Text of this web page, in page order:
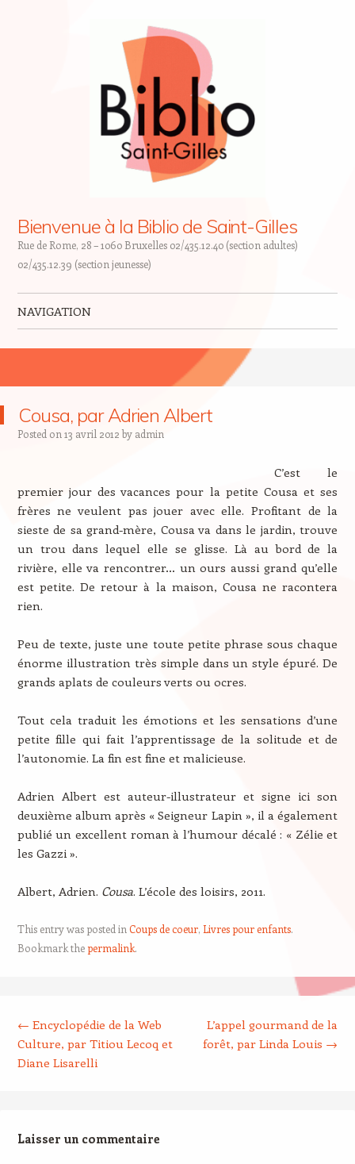
Bienvenue à la Biblio de Saint-Gilles
Rue de Rome, 28 – 1060 Bruxelles 02/435.12.40 (section adultes)
02/435.12.39 (section jeunesse)
NAVIGATION
Cousa, par Adrien Albert
Posted on 13 avril 2012 by admin
C’est le
premier jour des vacances pour la petite Cousa et ses
frères ne veulent pas jouer avec elle. Profitant de la
sieste de sa grand-mère, Cousa va dans le jardin, trouve
un trou dans lequel elle se glisse. Là au bord de la
rivière, elle va rencontrer… un ours aussi grand qu’elle
est petite. De retour à la maison, Cousa ne racontera
rien.
Peu de texte, juste une toute petite phrase sous chaque
énorme illustration très simple dans un style épuré. De
grands aplats de couleurs verts ou ocres.
Tout cela traduit les émotions et les sensations d’une
petite fille qui fait l’apprentissage de la solitude et de
l’autonomie. La fin est fine et malicieuse.
Adrien Albert est auteur-illustrateur et signe ici son
deuxième album après « Seigneur Lapin », il a également
publié un excellent roman à l’humour décalé : « Zélie et
les Gazzi ».
Albert, Adrien. Cousa. L’école des loisirs, 2011.
This entry was posted in Coups de coeur, Livres pour enfants.
Bookmark thepermalink.
← Encyclopédie de la Web
Culture, par Titiou Lecoq et
Diane Lisarelli
L’appel gourmand de la
forêt, par Linda Louis →
Laisser un commentaire